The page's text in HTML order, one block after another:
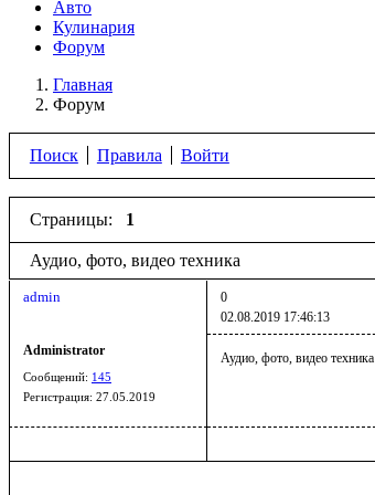
Авто
Кулинария
Форум
Главная
Форум
Поиск Правила Войти
Страницы: 1
Аудио, фото, видео техника
admin
Administrator
Сообщений: 145
Регистрация: 27.05.2019
0
02.08.2019 17:46:13
Аудио, фото, видео техника